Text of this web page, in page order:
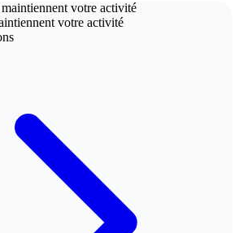
votre activité